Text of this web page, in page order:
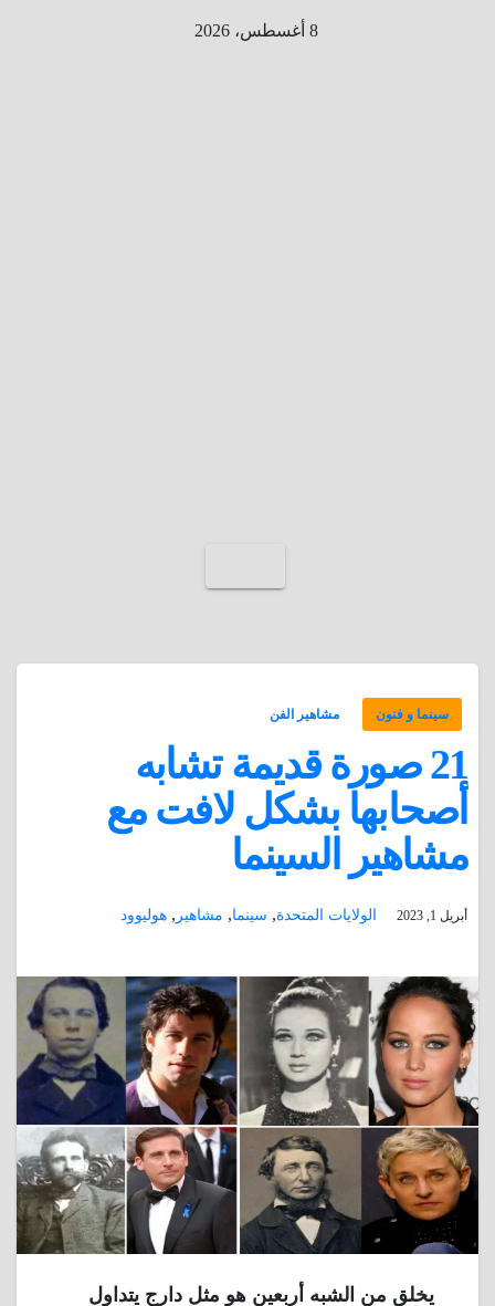
8 أغسطس، 2026
سينما و فنون مشاهير الفن
21 صورة قديمة تشابه
أصحابها بشكل لافت مع
مشاهير السينما
أبريل 1, 2023 الولايات المتحدة, سينما, مشاهير , هوليوود
يخلق من الشبه أربعين هو مثل دارج يتداول